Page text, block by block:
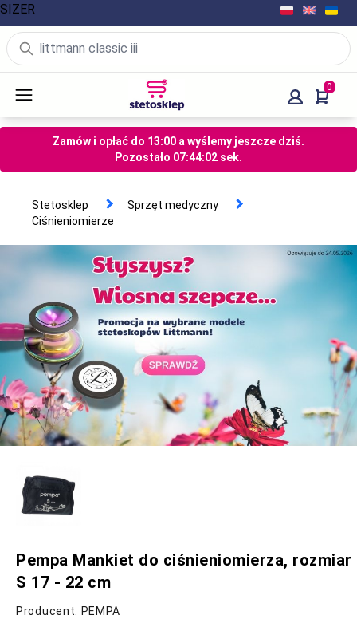
0
Zamów i opłać do 13:00 a wyślemy jeszcze dziś.
Pozostało 07:44:01 sek.
Stetosklep
Sprzęt medyczny
Ciśnieniomierze
Pempa Mankiet do ciśnieniomierza, rozmiar
S 17 - 22 cm
Producent: PEMPA
SIZER